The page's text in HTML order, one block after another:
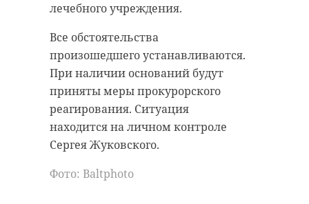
лечебного учреждения.
Все обстоятельства
произошедшего устанавливаются.
При наличии оснований будут
приняты меры прокурорского
реагирования. Ситуация
находится на личном контроле
Сергея Жуковского.
Фото: Вaltphoto